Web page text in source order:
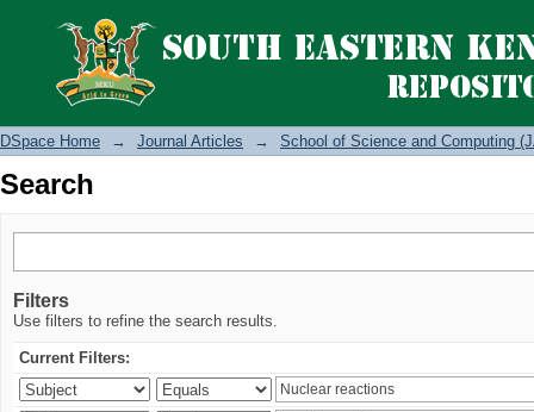
Search
DSpace Home → Journal Articles → School of Science and Computing
Search
Filters
Use filters to refine the search results.
Current Filters: